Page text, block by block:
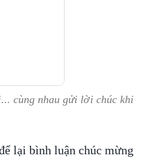
cùng nhau gửi lời chúc khi
lại bình luận chúc mừng